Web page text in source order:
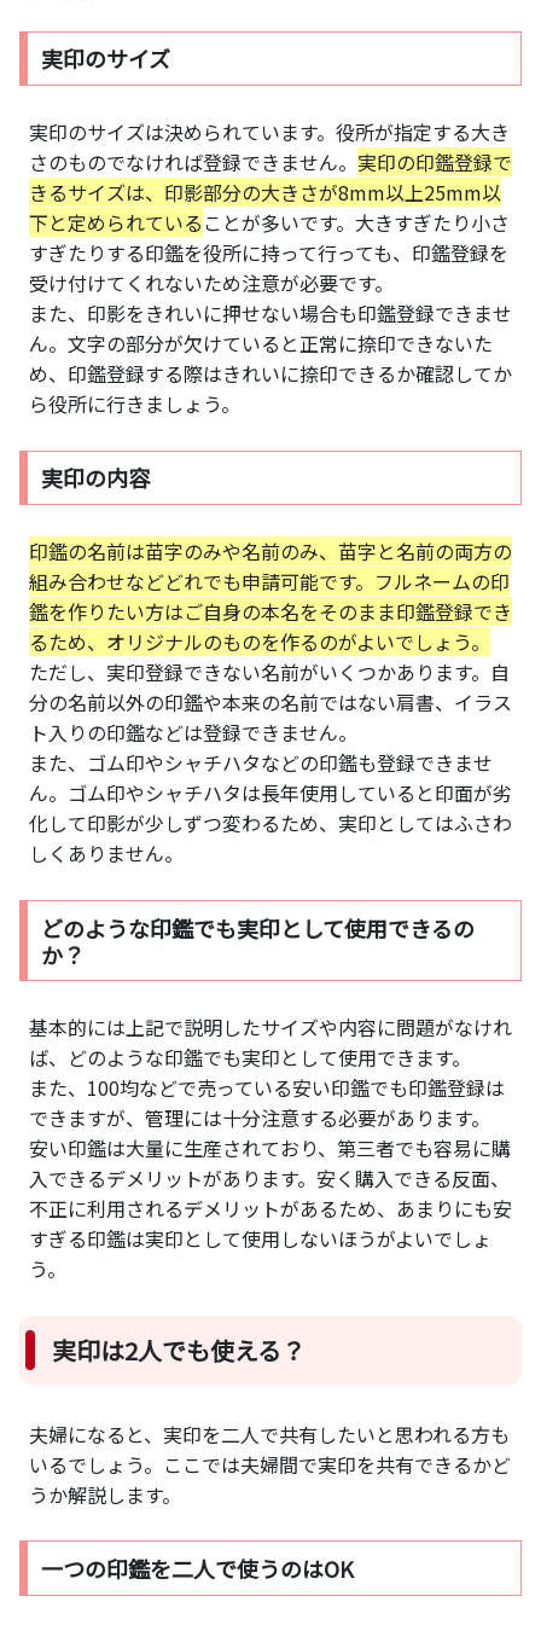
実印のサイズ
実印のサイズは決められています。役所が指定する大き
さのものでなければ登録できません。 実印の印鑑登録で
きるサイズは、印影部分の大きさが8mm以上25mm以
下と定められている ことが多いです。大きすぎたり小さ
すぎたりする印鑑を役所に持って行っても、印鑑登録を
受け付けてくれないため注意が必要です。
また、印影をきれいに押せない場合も印鑑登録できませ
ん。文字の部分が欠けていると正常に捺印できないた
め、印鑑登録する際はきれいに捺印できるか確認してか
ら役所に行きましょう。
実印の内容
印鑑の名前は苗字のみや名前のみ、苗字と名前の両方の
組み合わせなどどれでも申請可能です。フルネームの印
鑑を作りたい方はご自身の本名をそのまま印鑑登録でき
るため、オリジナルのものを作るのがよいでしょう。
ただし、実印登録できない名前がいくつかあります。自
分の名前以外の印鑑や本来の名前ではない肩書、イラス
ト入りの印鑑などは登録できません。
また、ゴム印やシャチハタなどの印鑑も登録できませ
ん。ゴム印やシャチハタは長年使用していると印面が劣
化して印影が少しずつ変わるため、実印としてはふさわ
しくありません。
どのような印鑑でも実印として使用できるの
か？
基本的には上記で説明したサイズや内容に問題がなけれ
ば、どのような印鑑でも実印として使用できます。
また、100均などで売っている安い印鑑でも印鑑登録は
できますが、管理には十分注意する必要があります。
安い印鑑は大量に生産されており、第三者でも容易に購
入できるデメリットがあります。安く購入できる反面、
不正に利用されるデメリットがあるため、あまりにも安
すぎる印鑑は実印として使用しないほうがよいでしょ
う。
実印は2人でも使える？
夫婦になると、実印を二人で共有したいと思われる方も
いるでしょう。ここでは夫婦間で実印を共有できるかど
うか解説します。
一つの印鑑を二人で使うのはOK